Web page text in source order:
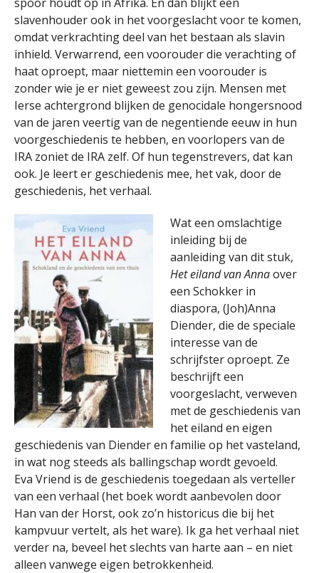
slavenhouder ook in het voorgeslacht voor te komen,
omdat verkrachting deel van het bestaan als slavin
inhield. Verwarrend, een voorouder die verachting of
haat oproept, maar niettemin een voorouder is
zonder wie je er niet geweest zou zijn. Mensen met
Ierse achtergrond blijken de genocidale hongersnood
van de jaren veertig van de negentiende eeuw in hun
voorgeschiedenis te hebben, en voorlopers van de
IRA zoniet de IRA zelf. Of hun tegenstrevers, dat kan
ook. Je leert er geschiedenis mee, het vak, door de
geschiedenis, het verhaal.
Wat een omslachtige
inleiding bij de
aanleiding van dit stuk,
Het eiland van Annaover
een Schokker in
diaspora, (Joh)Anna
Diender, die de speciale
interesse van de
schrijfster oproept. Ze
beschrijft een
voorgeslacht, verweven
met de geschiedenis van
het eiland en eigen
geschiedenis van Diender en familie op het vasteland,
in wat nog steeds als ballingschap wordt gevoeld.
Eva Vriend is de geschiedenis toegedaan als verteller
van een verhaal (het boek wordt aanbevolen door
Han van der Horst, ook zo’n historicus die bij het
kampvuur vertelt, als het ware). Ik ga het verhaal niet
verder na, beveel het slechts van harte aan – en niet
alleen vanwege eigen betrokkenheid.